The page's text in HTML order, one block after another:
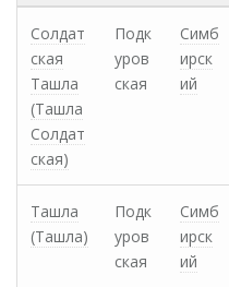
Солдат
ская
Ташла
(Ташла
Солдат
ская)
Подк
уров
ская
Симб
ирск
ий
Ташла
(Ташла)
Подк
уров
ская
Симб
ирск
ий